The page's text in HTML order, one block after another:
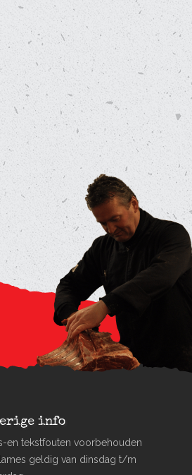
info
en tekstfouten voorbehouden
geldig van dinsdag t/m